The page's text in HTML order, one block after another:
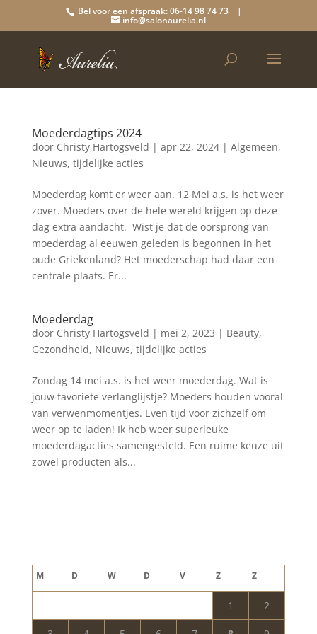
Bel voor een afspraak: 06-14 98 74 73 |
info@salonaurelia.nl
Moederdagtips 2024
door Christy Hartogsveld | apr 22, 2024| Algemeen,
Nieuws, tijdelijke acties
Moederdag komt er weer aan. 12 Mei a.s. is het weer
zover. Moeders over de hele wereld krijgen op deze
dag extra aandacht. Wist je dat de oorsprong van
moederdag al eeuwen geleden is begonnen in het
oude Griekenland? Het moederschap had daar een
centrale plaats. Er...
Moederdag
door Christy Hartogsveld | mei 2, 2023 | Beauty,
Gezondheid, Nieuws, tijdelijke acties
Zondag 14 mei a.s. is het weer moederdag. Wat is
jouw favoriete verlanglijstje? Moeders houden vooral
van verwenmomentjes. Even tijd voor zichzelf om
weer op te laden! Ik heb weer superleuke
moederdagacties samengesteld. Een ruime keuze uit
zowel producten als...
M D W D V Z Z
1 2